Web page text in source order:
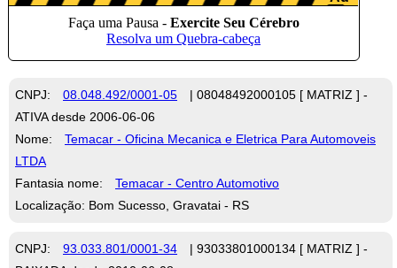
CNPJ: 08.048.492/0001-05
| 08048492000105 [ MATRIZ ] -
ATIVA desde 2006-06-06
Nome:
Temacar - Oficina Mecanica e Eletrica Para Automoveis
LTDA
Fantasia nome:
Temacar - Centro Automotivo
Localização: Bom Sucesso, Gravatai - RS
CNPJ: 93.033.801/0001-34
| 93033801000134 [ MATRIZ ] -